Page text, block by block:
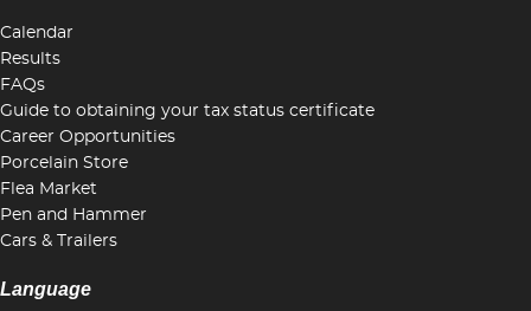
Calendar
Results
FAQs
Guide to obtaining your tax status certificate
Career Opportunities
Porcelain Store
Flea Market
Pen and Hammer
Cars & Trailers
Language